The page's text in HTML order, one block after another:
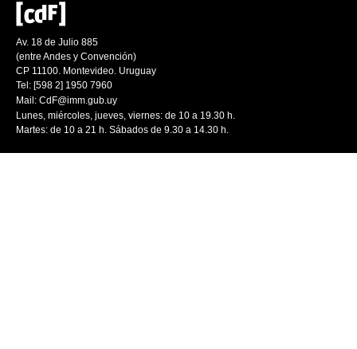
Av. 18 de Julio 885
(entre Andes y Convención)
CP 11100. Montevideo. Uruguay
Tel: [598 2] 1950 7960
Mail: CdF@imm.gub.uy
Lunes, miércoles, jueves, viernes: de 10 a 19.30 h.
Martes: de 10 a 21 h. Sábados de 9.30 a 14.30 h.